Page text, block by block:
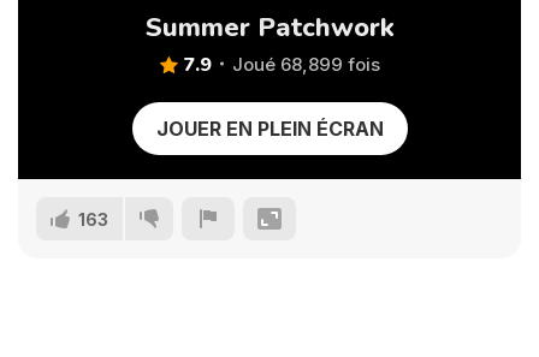
Summer Patchwork
7.9 Joué 68,899 fois
JOUER EN PLEIN ÉCRAN
163